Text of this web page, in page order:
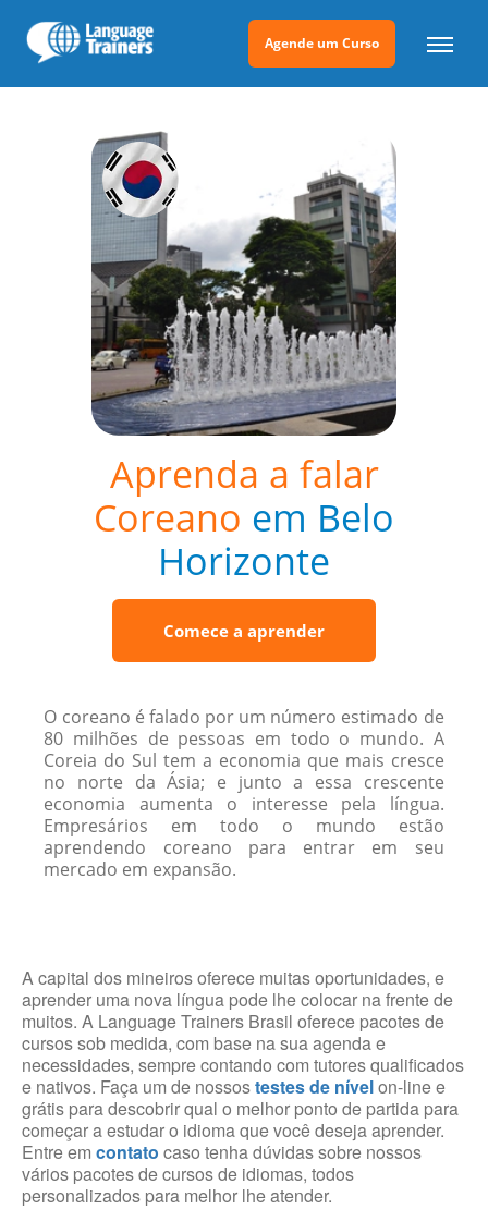
Agende um Curso
Aprenda a falar
Coreano em Belo
Horizonte
Comece a aprender
O coreano é falado por um número estimado de
80 milhões de pessoas em todo o mundo. A
Coreia do Sul tem a economia que mais cresce
no norte da Ásia; e junto a essa crescente
economia aumenta o interesse pela língua.
Empresários em todo o mundo estão
aprendendo coreano para entrar em seu
mercado em expansão.
A capital dos mineiros oferece muitas oportunidades, e
aprender uma nova língua pode lhe colocar na frente de
muitos. A Language Trainers Brasil oferece pacotes de
cursos sob medida, com base na sua agenda e
necessidades, sempre contando com tutores qualificados
e nativos. Faça um de nossostestes de nívelon-line e
grátis para descobrir qual o melhor ponto de partida para
começar a estudar o idioma que você deseja aprender.
Entre em contato caso tenha dúvidas sobre nossos
vários pacotes de cursos de idiomas, todos
personalizados para melhor lhe atender.